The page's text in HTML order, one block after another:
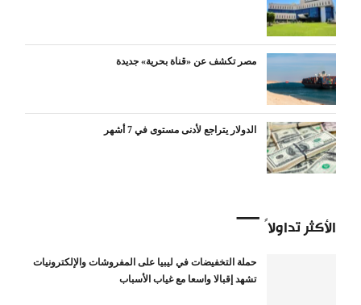
مصر تكشف عن «قناة بحرية» جديدة
الدولار يتراجع لأدنى مستوى في 7 أشهر
الأكثر تداولاً
حملة التخفيضات في ليبيا على المفروشات والإلكترونيات
تشهد إقبالا واسعا مع غياب الأسباب